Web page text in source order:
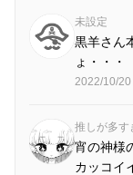
未設定
黒羊さん
ょ・・・
2022/10/20
推しが多す
宵の神様
カッコイ